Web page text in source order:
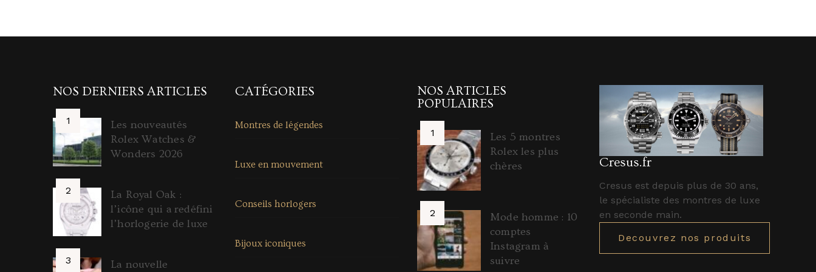
NOS DERNIERS ARTICLES
Les nouveautés
Rolex Watches &
Wonders 2026
La Royal Oak :
l’icône qui a redéfini
l’horlogerie de luxe
La nouvelle
CATÉGORIES
Montres de légendes
Luxe en mouvement
Conseils horlogers
Bijoux iconiques
NOS ARTICLES
POPULAIRES
Les 5 montres
Rolex les plus
chères
Mode homme : 10
comptes
Instagram à
suivre
Cresus.fr
Cresus est depuis plus de 30 ans,
le spécialiste des montres de luxe
en seconde main.
Decouvrez nos produits